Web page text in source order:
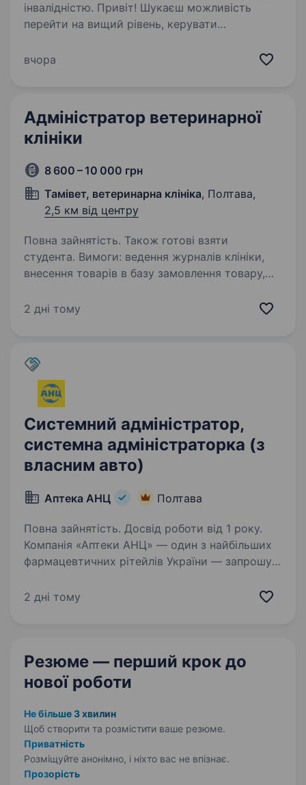
інвалідністю. Привіт! Шукаєш можливість
перейти на вищий рівень, керувати
завдань великих супермаркетів? Або,
вчора
Адміністратор ветеринарної
клініки
8 600 – 10 000 грн
Тамівет, ветеринарна клініка, Полтава,
2,5 км від центру
Повна зайнятість. Також готові взяти
студента. Вимоги: ведення журналів клініки,
внесення товарів в базу замовлення товару,
соціальних мереж. Умови роботи: з 9 до 18
2 дні тому
Системний адміністратор,
системна адміністраторка (з
власним авто)
Аптека АНЦ Полтава
Повна зайнятість. Досвід роботи від 1 року.
Компанія «Аптеки АНЦ» — один з найбільших
фармацевтичних рітейлів України — запрошує
системної адміністраторки з власним авто для
2 дні тому
Резюме — перший крок до
нової роботи
Не більше 3 хвилин
Щоб створити та розмістити ваше резюме.
Приватність
Розміщуйте анонімно, і ніхто вас не впізнає.
Прозорість